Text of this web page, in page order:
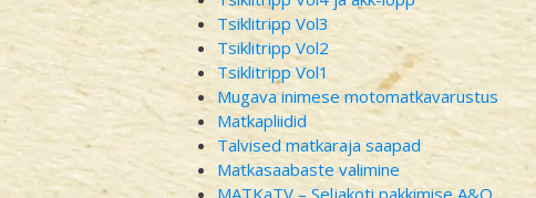
Tsiklitripp Vol3
Tsiklitripp Vol2
Tsiklitripp Vol1
Mugava inimese motomatkavarustus
Matkapliidid
Talvised matkaraja saapad
Matkasaabaste valimine
MATKaTV – Seljakoti pakkimise A&O